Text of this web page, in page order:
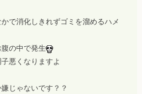
で消化しきれずゴミを溜めるハメ
の中で発生
悪くなりますよ
じゃないです？？